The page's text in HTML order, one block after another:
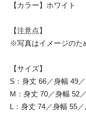
【カラー】ホワイト
【注意点】
※写真はイメージのた
【サイズ】
S：身丈 66／身幅 49
M：身丈 70／身幅 52
L：身丈 74／身幅 55